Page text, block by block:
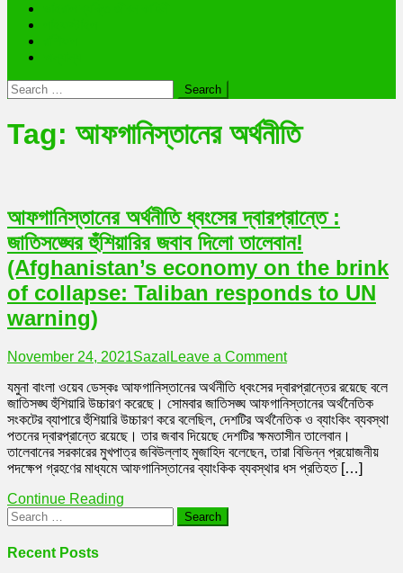
Search
for:
Tag: আফগানিস্তানের অর্থনীতি
আফগানিস্তানের অর্থনীতি ধ্বংসের দ্বারপ্রান্তে :
জাতিসঙ্ঘের হুঁশিয়ারির জবাব দিলো তালেবান!
(Afghanistan’s economy on the brink
of collapse: Taliban responds to UN
warning)
November 24, 2021Sazal Leave a Commenton
অর্থনীতি
ধ্বংসের
দ্বারপ্রান্তে
:
জাতিসঙ্ঘের
হুঁশিয়ারির
যমুনা বাংলা ওয়েব ডেস্কঃ আফগানিস্তানের অর্থনীতি ধ্বংসের দ্বারপ্রান্তের রয়েছে বলে
জাতিসঙ্ঘ হুঁশিয়ারি উচ্চারণ করেছে। সোমবার জাতিসঙ্ঘ আফগানিস্তানের অর্থনৈতিক
সংকটের ব্যাপারে হুঁশিয়ারি উচ্চারণ করে বলেছিল, দেশটির অর্থনৈতিক ও ব্যাংকিং ব্যবস্থা
পতনের দ্বারপ্রান্তে রয়েছে। তার জবাব দিয়েছে দেশটির ক্ষমতাসীন তালেবান।
তালেবানের সরকারের মুখপাত্র জবিউল্লাহ মুজাহিদ বলেছেন, তারা বিভিন্ন প্রয়োজনীয়
পদক্ষেপ গ্রহণের মাধ্যমে আফগানিস্তানের ব্যাংকিক ব্যবস্থার ধস প্রতিহত […]
Continue Reading
Search
for:
Recent Posts